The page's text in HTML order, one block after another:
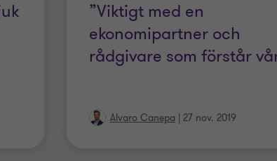
”Viktigt med en
ekonomipartner och
rådgivare som förstår vår
Alvaro Canepa | 27 nov. 2019